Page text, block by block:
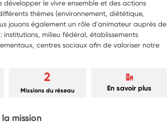
développer le vivre ensemble et des actions
thèmes (environnement, diététique,
jouons également un rôle d'animateur auprès de
institutions, milieu fédéral, établissements
centres sociaux afin de valoriser notre
2
Missions du réseau En savoir plus
mission